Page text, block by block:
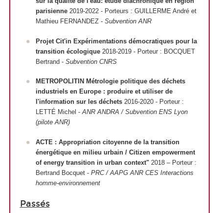
parisienne 2019-2022 - Porteurs : GUILLERME André et
Mathieu FERNANDEZ - Subvention ANR
Projet Cit'in Expérimentations démocratiques pour la
transition écologique 2018-2019 - Porteur : BOCQUET
Bertrand - Subvention CNRS
METROPOLITIN Métrologie politique des déchets
industriels en Europe : produire et utiliser de
l'information sur les déchets 2016-2020 - Porteur :
LETTÉ Michel -ANR ANDRA / Subvention ENS Lyon
(pilote ANR)
ACTE : Appropriation citoyenne de la transition
énergétique en milieu urbain / Citizen empowerment
of energy transition in urban context" 2018 – Porteur :
Bertrand Bocquet - PRC / AAPG ANR CES Interactions
homme-environnement
Passés